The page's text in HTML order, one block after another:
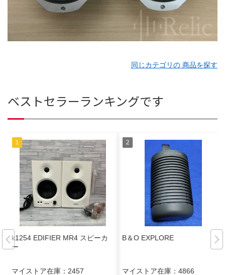
同じカテゴリの 商品を探す
ベストセラーランキングです
k1254 EDIFIER MR4 スピーカ
ー
マイストア在庫： 2457
B＆O EXPLORE
マイストア在庫： 4866